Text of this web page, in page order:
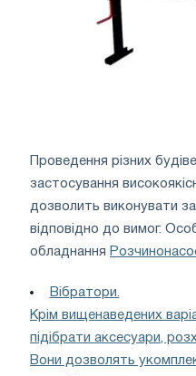
Проведення різних
застосування
дозволить виконувати
відповідно до вимог.
обладнання
Вібратори.
Крім вищенаведених
підібрати аксесуари,
Вони дозволять